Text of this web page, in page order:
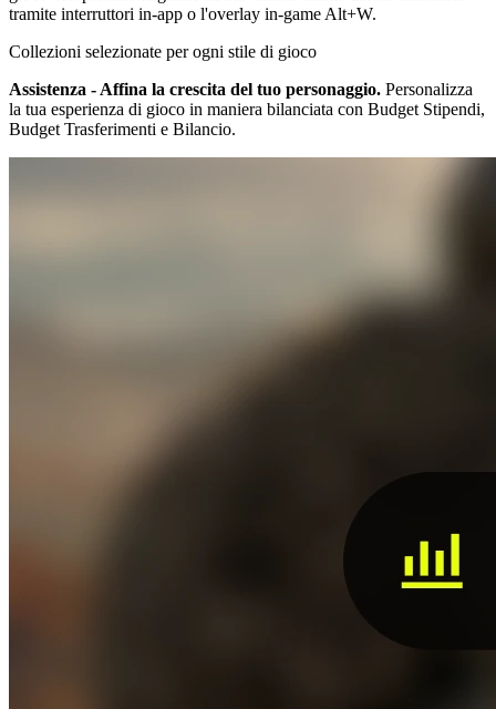
tramite interruttori in-app o l'overlay in-game Alt+W.
Collezioni selezionate per ogni stile di gioco
Assistenza - Affina la crescita del tuo personaggio. Personalizza
la tua esperienza di gioco in maniera bilanciata con Budget Stipendi,
Budget Trasferimenti e Bilancio.